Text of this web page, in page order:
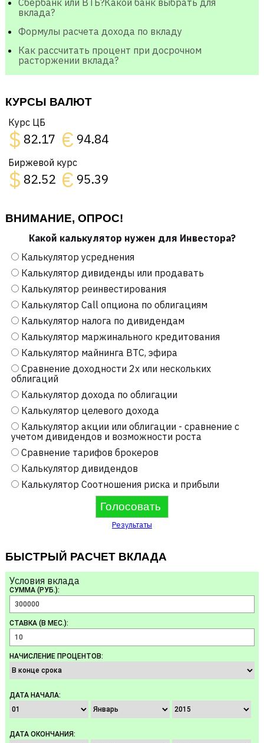
вклада?
Формулы расчета дохода по вкладу
Как рассчитать процент при досрочном
расторжении вклада?
КУРСЫ ВАЛЮТ
Курс ЦБ
$ 82.17 € 94.84
Биржевой курс
$ 82.52 € 95.39
ВНИМАНИЕ, ОПРОС!
Какой калькулятор нужен для Инвестора?
Калькулятор усреднения
Калькулятор дивиденды или продавать
Калькулятор реинвестирования
Калькулятор Call опциона по облигациям
Калькулятор налога по дивидендам
Калькулятор маржинального кредитования
Калькулятор майнинга BTC, эфира
Сравнение доходности 2х или нескольких
облигаций
Калькулятор дохода по облигации
Калькулятор целевого дохода
Калькулятор акции или облигации - сравнение с
учетом дивидендов и возможности роста
Сравнение тарифов брокеров
Калькулятор дивидендов
Калькулятор Соотношения риска и прибыли
Результаты
БЫСТРЫЙ РАСЧЕТ ВКЛАДА
Условия вклада
СУММА (РУБ.):
СТАВКА (В МЕС.):
НАЧИСЛЕНИЕ ПРОЦЕНТОВ:
ДАТА НАЧАЛА:
ДАТА ОКОНЧАНИЯ: